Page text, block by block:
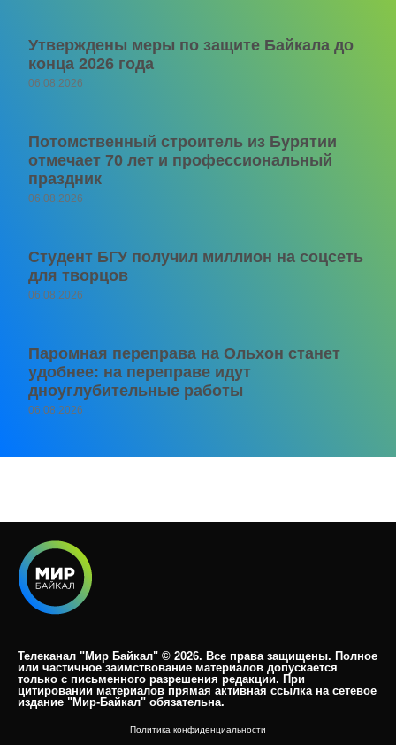
Утверждены меры по защите Байкала до
конца 2026 года
06.08.2026
Потомственный строитель из Бурятии
отмечает 70 лет и профессиональный
праздник
06.08.2026
Студент БГУ получил миллион на соцсеть
для творцов
06.08.2026
Паромная переправа на Ольхон станет
удобнее: на переправе идут
дноуглубительные работы
06.08.2026
Телеканал "Мир Байкал" © 2026. Все права защищены. Полное
или частичное заимствование материалов допускается
только с письменного разрешения редакции. При
цитировании материалов прямая активная ссылка на сетевое
издание "Мир-Байкал" обязательна.​
Политика конфиденциальности